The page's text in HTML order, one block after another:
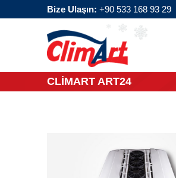
Bize Ulaşın: +90 533 168 93 29
CLİMART ART24